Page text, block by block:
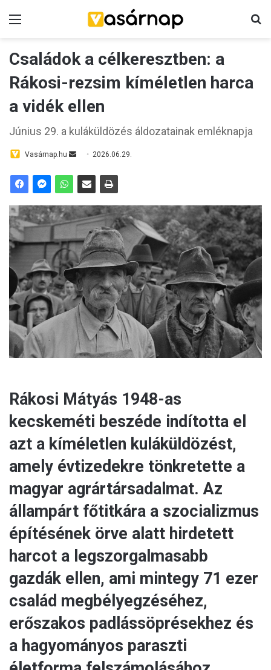
Családok a célkeresztben: a
Rákosi-rezsim kíméletlen harca
a vidék ellen
Június 29. a kuláküldözés áldozatainak emléknapja
Vasárnap.hu
n
e
m
a
i
l
2026.06.29.
Rákosi Mátyás 1948-as
kecskeméti beszéde indította el
azt a kíméletlen kuláküldözést,
amely évtizedekre tönkretette a
magyar agrártársadalmat. Az
állampárt főtitkára a szocializmus
építésének örve alatt hirdetett
harcot a legszorgalmasabb
gazdák ellen, ami mintegy 71 ezer
család megbélyegzéséhez,
erőszakos padlássöprésekhez és
a hagyományos paraszti